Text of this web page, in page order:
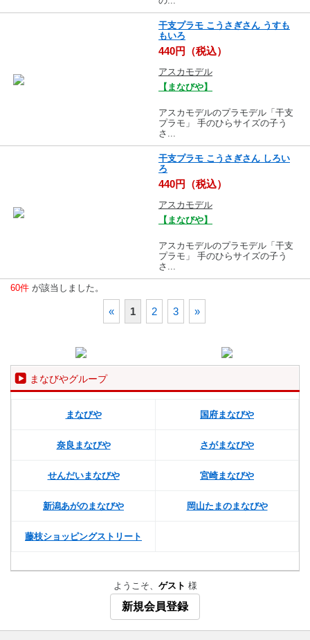
干支プラモ こうさぎさん うすも
もいろ
440円（税込）
アスカモデル
【まなびや】
アスカモデルのプラモデル「干支
プラモ」 手のひらサイズの子う
さ...
干支プラモ こうさぎさん しろい
ろ
440円（税込）
アスカモデル
【まなびや】
アスカモデルのプラモデル「干支
プラモ」 手のひらサイズの子う
さ...
60件 が該当しました。
« 1 2 3 »
まなびやグループ
まなびや 国府まなびや
奈良まなびや さがまなびや
せんだいまなびや 宮崎まなびや
新潟あがのまなびや 岡山たまのまなびや
藤枝ショッピングストリート
ようこそ、 ゲスト 様
新規会員登録